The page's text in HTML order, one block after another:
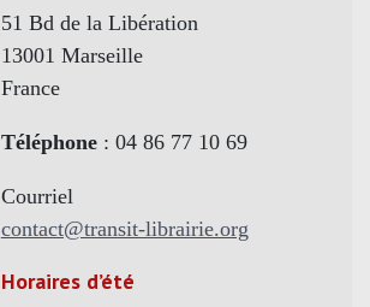
51 Bd de la Libération
13001 Marseille
France
Téléphone: 04 86 77 10 69
Courriel
contact@transit-librairie.org
Horaires d’été